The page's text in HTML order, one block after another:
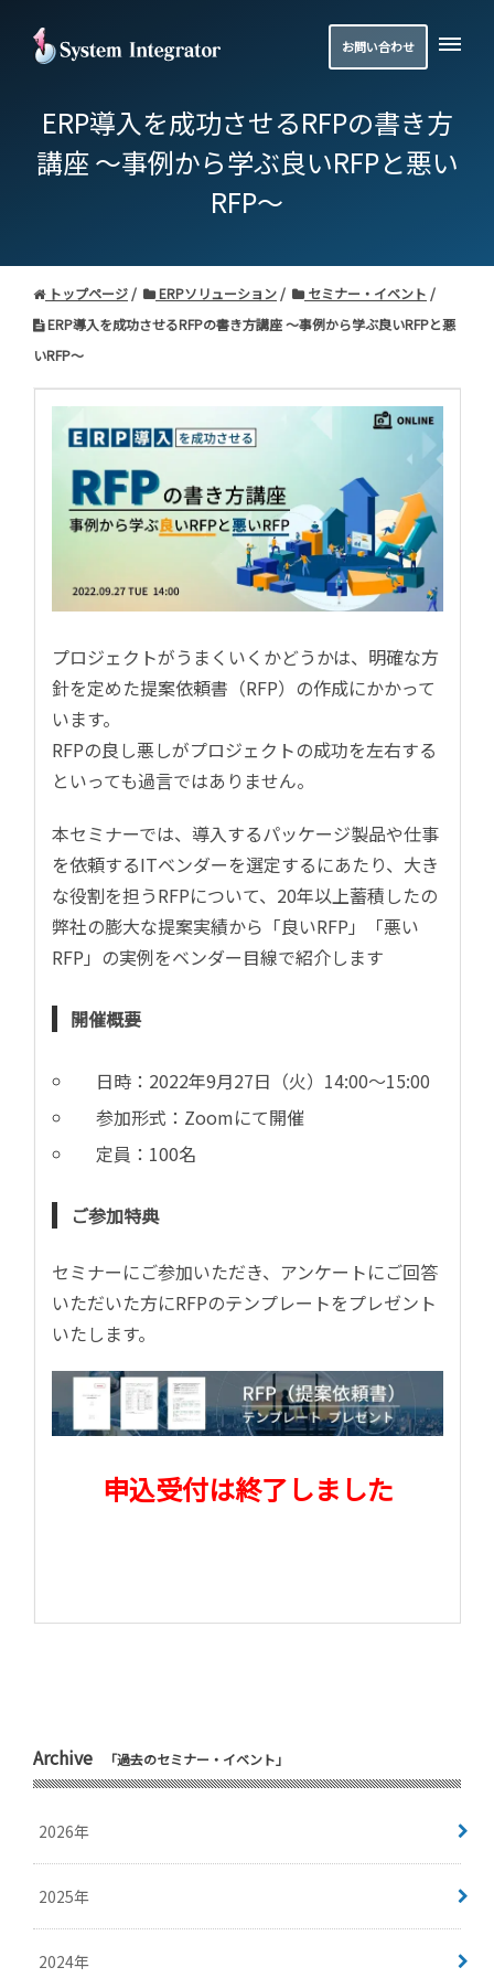
お問い合わせ
ERP導入を成功させるRFPの書き方
講座 ～事例から学ぶ良いRFPと悪い
RFP～
トップページ ERPソリューション
セミナー・イベント
ERP導入を成功させるRFPの書き方講座 ～事例から学ぶ良いRFPと悪
いRFP～
プロジェクトがうまくいくかどうかは、明確な方
針を定めた提案依頼書（RFP）の作成にかかって
います。
RFPの良し悪しがプロジェクトの成功を左右する
といっても過言ではありません。
本セミナーでは、導入するパッケージ製品や仕事
を依頼するITベンダーを選定するにあたり、大き
な役割を担うRFPについて、20年以上蓄積したの
弊社の膨大な提案実績から「良いRFP」「悪い
RFP」の実例をベンダー目線で紹介します
開催概要
日時：2022年9月27日（火）14:00～15:00
参加形式：Zoomにて開催
定員：100名
ご参加特典
セミナーにご参加いただき、アンケートにご回答
いただいた方にRFPのテンプレートをプレゼント
いたします。
申込受付は終了しました
Archive 「過去のセミナー・イベント」
2026年
2025年
2024年